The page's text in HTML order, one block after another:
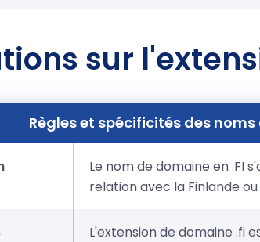
sur
Règles et spécificités des
Le nom de domaine en .FI
relation avec la Finlande
L'extension de domaine .fi